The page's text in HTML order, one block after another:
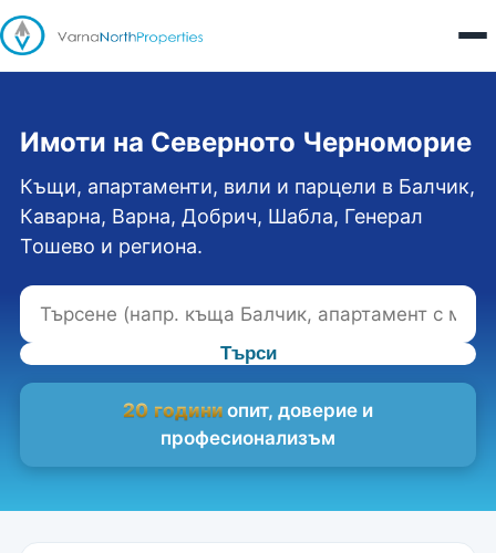
Имоти на Северното Черноморие
Къщи, апартаменти, вили и парцели в Балчик,
Каварна, Варна, Добрич, Шабла, Генерал
Тошево и региона.
Търси
20 години опит, доверие и
професионализъм